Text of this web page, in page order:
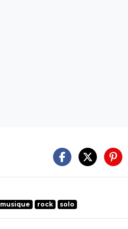
musique rock solo